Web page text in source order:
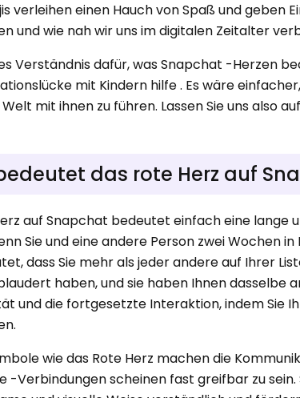
verleihen einen Hauch von Spaß und geben
und wie nah wir uns im digitalen Zeitalter
Verständnis dafür, was Snapchat -Herzen
mit Kindern hilfe . Es wäre
mit ihnen zu führen. Lassen Sie uns also
das rote Herz auf
auf Snapchat bedeutet einfach eine
Sie und eine andere Person zwei Wochen
dass Sie mehr als jeder andere auf Ihrer
haben, und sie haben Ihnen
und die fortgesetzte Interaktion, indem Sie
wie das Rote Herz machen die
-Verbindungen scheinen fast greifbar zu